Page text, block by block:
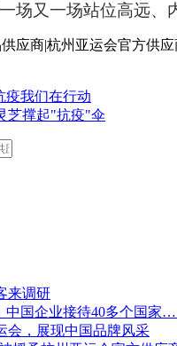
场又一场站位高远、
疫我们在行动
芝撑起"抗疫"伞
来调研
中国企业接待40多个国家
会，展现中国品牌风采